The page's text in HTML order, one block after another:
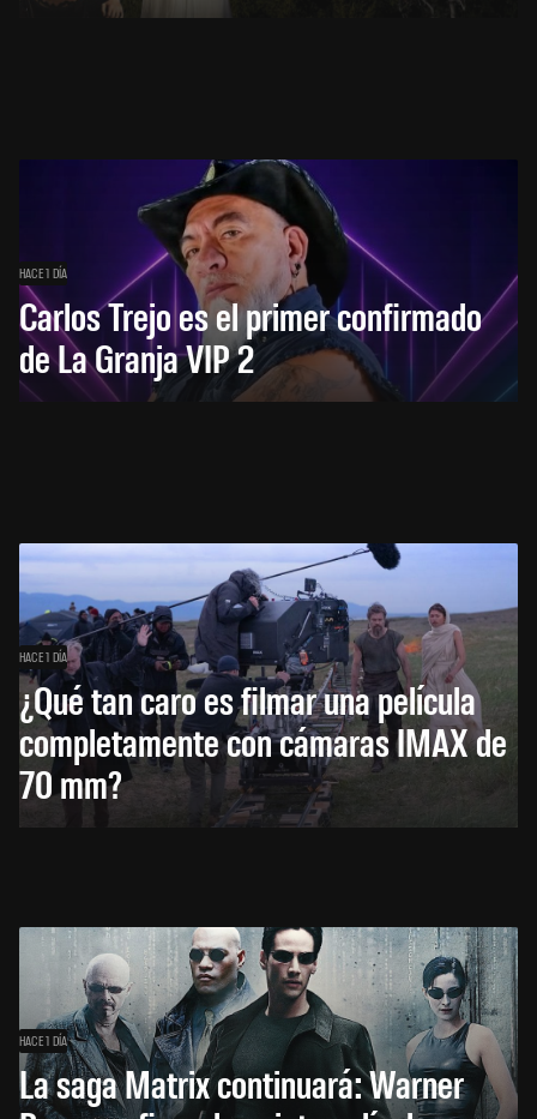
HACE 1 DÍA
Carlos Trejo es el primer confirmado
de La Granja VIP 2
HACE 1 DÍA
¿Qué tan caro es filmar una película
completamente con cámaras IMAX de
70 mm?
HACE 1 DÍA
La saga Matrix continuará: Warner